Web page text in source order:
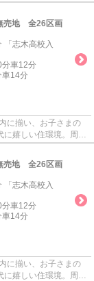
売地 全26区画
「志木高校入
分車12分
車14分
に揃い、お子さまの
に嬉しい住環境。周辺
売地 全26区画
「志木高校入
分車12分
車14分
に揃い、お子さまの
に嬉しい住環境。周辺